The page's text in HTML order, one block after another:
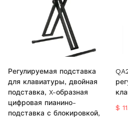
Регулируемая подставка
для клавиатуры, двойная
подставка, X-образная
цифровая пианино-
подставка с блокировкой,
$